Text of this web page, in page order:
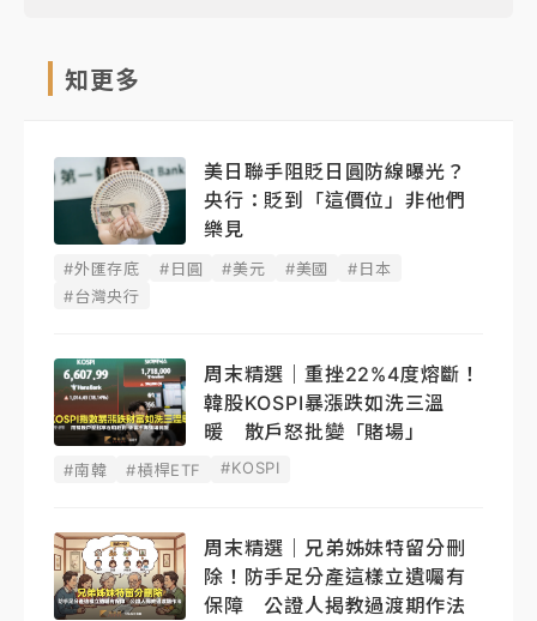
知更多
美日聯手阻貶日圓防線曝光？
央行：貶到「這價位」非他們
樂見
#外匯存底 #日圓 #美元 #美國
#日本
#台灣央行
周末精選｜重挫22%4度熔斷！
韓股KOSPI暴漲跌如洗三溫
暖 散戶怒批變「賭場」
#南韓 #槓桿ETF #KOSPI
周末精選｜兄弟姊妹特留分刪
除！防手足分產這樣立遺囑有
保障 公證人揭教過渡期作法